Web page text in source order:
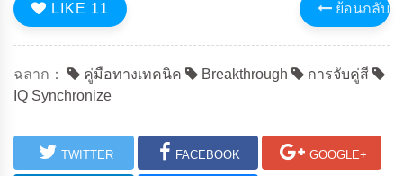
ย้อนกลับ
LIKE 11
ฉลาก： คู่มือทางเทคนิค Breakthrough
การจับคู่สี
IQ Synchronize
TWITTER FACEBOOK GOOGLE+